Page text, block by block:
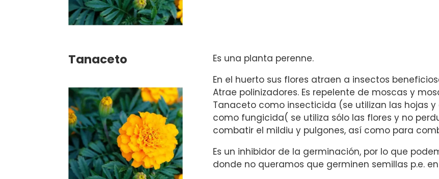
Tanaceto
Es una planta perenne.
En el huerto sus flores atraen a insectos
Atrae polinizadores. Es repelente de moscas y
Tanaceto como insecticida (se utilizan las hojas y
como fungicida( se utiliza sólo las flores y no
combatir el mildiu y pulgones, así como para
Es un inhibidor de la germinación, por lo que
donde no queramos que germinen semillas p.e.